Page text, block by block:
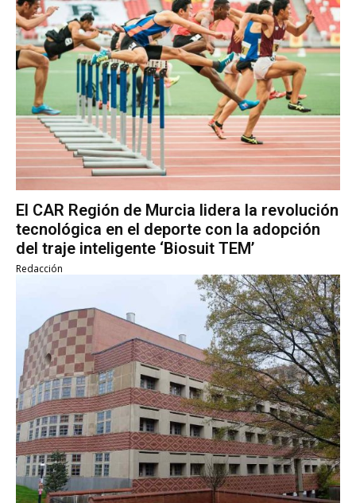
El CAR Región de Murcia lidera la revolución
tecnológica en el deporte con la adopción
del traje inteligente ‘Biosuit TEM’
Redacción